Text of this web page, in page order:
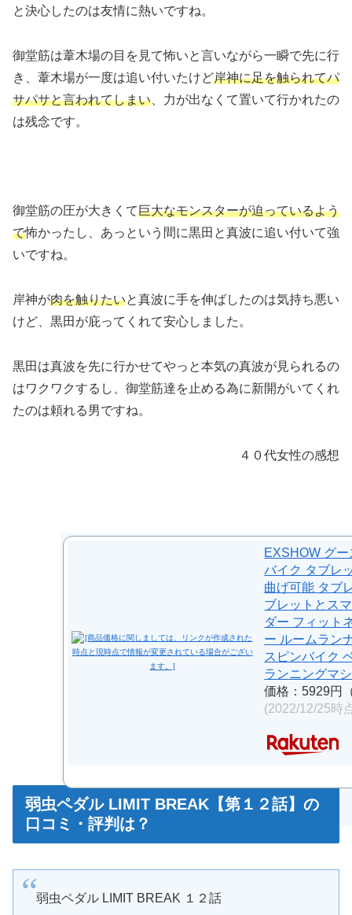
と決心したのは友情に熱いですね。
御堂筋は葦木場の目を見て怖いと言いながら一瞬で先に行
き、葦木場が一度は追い付いたけど岸神に足を触られてパ
サパサと言われてしまい 、力が出なくて置いて行かれたの
は残念です。
御堂筋の圧が大きくて巨大なモンスターが迫っているよう
で怖かったし、あっという間に黒田と真波に追い付いて強
いですね。
岸神が肉を触りたいと真波に手を伸ばしたのは気持ち悪い
けど、黒田が庇ってくれて安心しました。
黒田は真波を先に行かせてやっと本気の真波が見られるの
はワクワクするし、御堂筋達を止める為に新開がいてくれ
たのは頼れる男ですね。
４０代女性の感想
EXSHOW グ
バイク タブレ
曲げ可能 タブ
ブレットとス
ダー フィット
ー ルームラン
スピンバイク
ランニングマ
価格：5929円
(2022/12/25時
弱虫ペダル LIMIT BREAK【第１２話】の
口コミ・評判は？
弱虫ペダル LIMIT BREAK １２話